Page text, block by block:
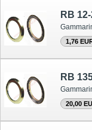
RB
1,76
RB
20,00